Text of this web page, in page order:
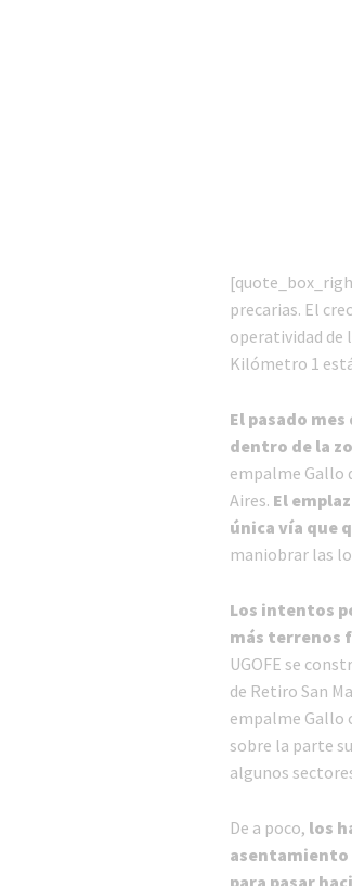
precarias. El
operatividad de
Kilómetro 1
El pasado
dentro de la
empalme Gallo
Aires. El
única vía que
maniobrar las
Los intentos
más terrenos
UGOFE se
de Retiro San
empalme Gallo
sobre la parte
algunos
De a poco, los
asentamiento
para pasar